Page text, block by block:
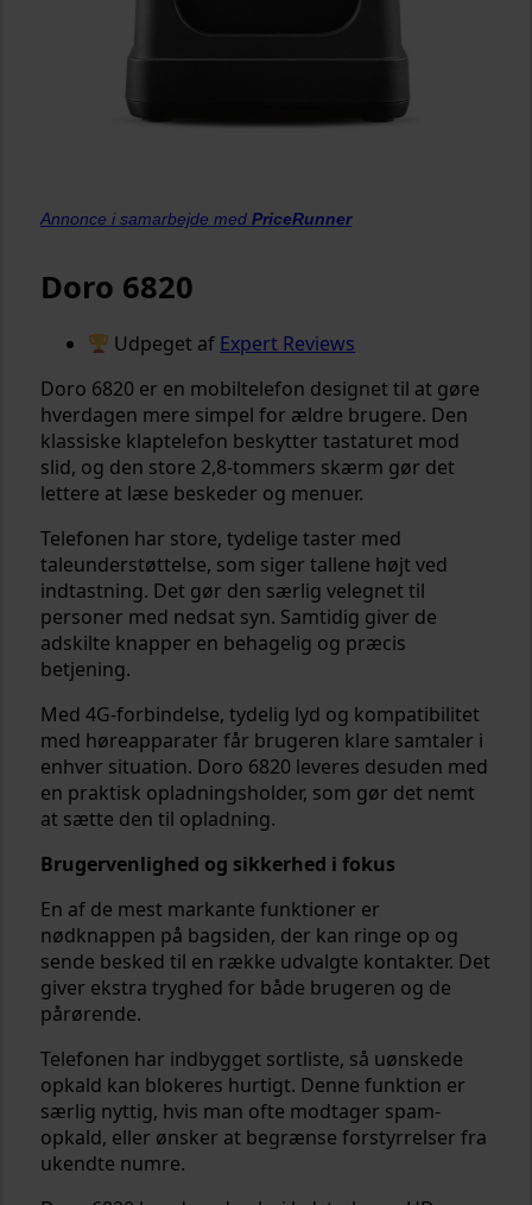
Annonce i samarbejde med PriceRunner
Doro 6820
Udpeget af Expert Reviews
Doro 6820 er en mobiltelefon designet til at gøre
hverdagen mere simpel for ældre brugere. Den
klassiske klaptelefon beskytter tastaturet mod
slid, og den store 2,8-tommers skærm gør det
lettere at læse beskeder og menuer.
Telefonen har store, tydelige taster med
taleunderstøttelse, som siger tallene højt ved
indtastning. Det gør den særlig velegnet til
personer med nedsat syn. Samtidig giver de
adskilte knapper en behagelig og præcis
betjening.
Med 4G-forbindelse, tydelig lyd og kompatibilitet
med høreapparater får brugeren klare samtaler i
enhver situation. Doro 6820 leveres desuden med
en praktisk opladningsholder, som gør det nemt
at sætte den til opladning.
Brugervenlighed og sikkerhed i fokus
En af de mest markante funktioner er
nødknappen på bagsiden, der kan ringe op og
sende besked til en række udvalgte kontakter. Det
giver ekstra tryghed for både brugeren og de
pårørende.
Telefonen har indbygget sortliste, så uønskede
opkald kan blokeres hurtigt. Denne funktion er
særlig nyttig, hvis man ofte modtager spam-
opkald, eller ønsker at begrænse forstyrrelser fra
ukendte numre.